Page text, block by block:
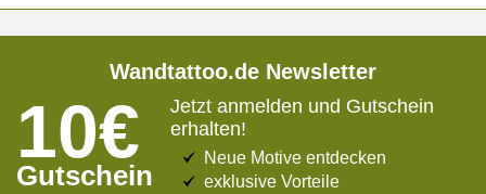
Wandtattoo.de Newsletter
10€
Gutschein
Jetzt anmelden und Gutschein
erhalten!
Neue Motive entdecken
exklusive Vorteile